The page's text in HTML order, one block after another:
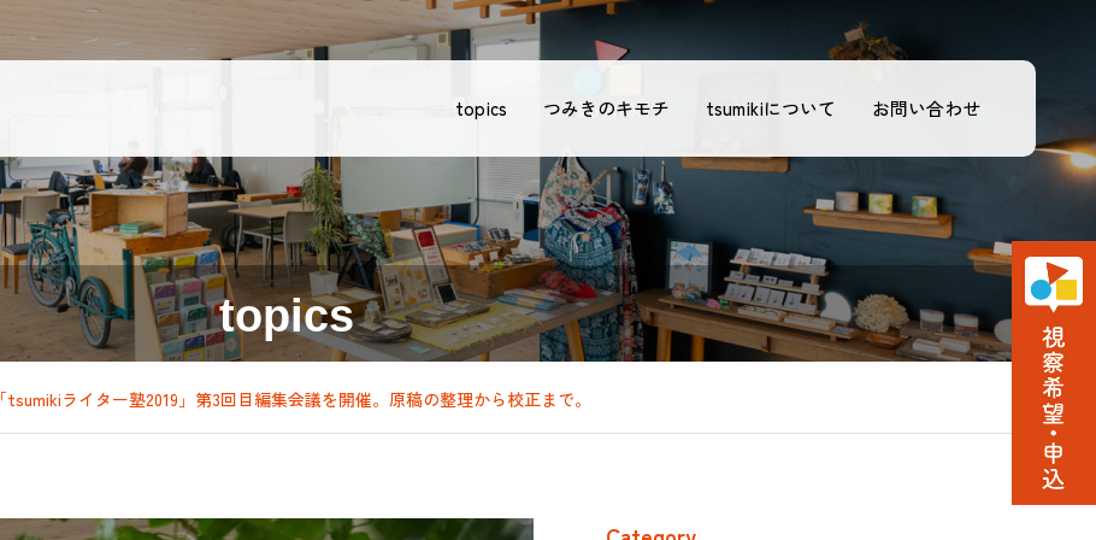
topics つみきのキモチ tsumikiについて お問い合わせ
topics
「tsumikiライター塾2019」第3回目編集会議を開催。原稿の整理から校正まで。